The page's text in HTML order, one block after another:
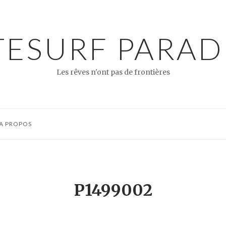
Les rêves n'ont pas de frontières
PROPOS
P1499002